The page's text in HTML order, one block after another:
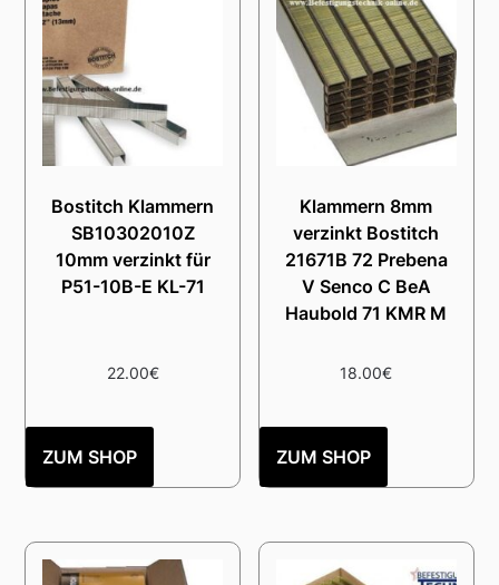
Bostitch Klammern
SB10302010Z
10mm verzinkt für
P51-10B-E KL-71
22.00€
ZUM SHOP
Klammern 8mm
verzinkt Bostitch
21671B 72 Prebena
V Senco C BeA
Haubold 71 KMR M
18.00€
ZUM SHOP